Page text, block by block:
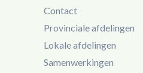
Contact
Provinciale afdelingen
Lokale afdelingen
Samenwerkingen